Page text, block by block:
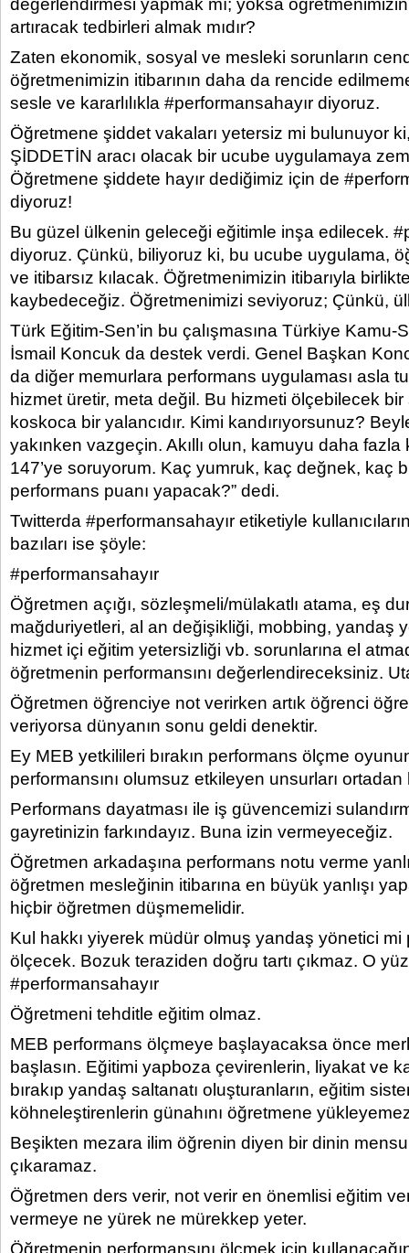
değerlendirmesi yapmak mı; yoksa öğretmenimizin
artıracak tedbirleri almak mıdır?
Zaten ekonomik, sosyal ve mesleki sorunların
öğretmenimizin itibarının daha da rencide
sesle ve kararlılıkla #performansahayır diyoruz.
Öğretmene şiddet vakaları yetersiz mi bulunuyor
ŞİDDETİN aracı olacak bir ucube uygulamaya
Öğretmene şiddete hayır dediğimiz için de
diyoruz!
Bu güzel ülkenin geleceği eğitimle inşa edilecek.
diyoruz. Çünkü, biliyoruz ki, bu ucube uygulama,
ve itibarsız kılacak. Öğretmenimizin itibarıyla
kaybedeceğiz. Öğretmenimizi seviyoruz; Çünkü,
Türk Eğitim-Sen’in bu çalışmasına Türkiye Kamu-
İsmail Koncuk da destek verdi. Genel Başkan
da diğer memurlara performans uygulaması asla
hizmet üretir, meta değil. Bu hizmeti ölçebilecek bir
koskoca bir yalancıdır. Kimi kandırıyorsunuz?
yakınken vazgeçin. Akıllı olun, kamuyu daha fazla
147’ye soruyorum. Kaç yumruk, kaç değnek, kaç
performans puanı yapacak?” dedi.
Twitterda #performansahayır etiketiyle
bazıları ise şöyle:
#performansahayır
Öğretmen açığı, sözleşmeli/mülakatlı atama, eş
mağduriyetleri, al an değişikliği, mobbing, yandaş
hizmet içi eğitim yetersizliği vb. sorunlarına el
öğretmenin performansını değerlendireceksiniz.
Öğretmen öğrenciye not verirken artık öğrenci
veriyorsa dünyanın sonu geldi denektir.
Ey MEB yetkilileri bırakın performans ölçme
performansını olumsuz etkileyen unsurları ortadan
Performans dayatması ile iş güvencemizi
gayretinizin farkındayız. Buna izin vermeyeceğiz.
Öğretmen arkadaşına performans notu verme
öğretmen mesleğinin itibarına en büyük yanlışı
hiçbir öğretmen düşmemelidir.
Kul hakkı yiyerek müdür olmuş yandaş yönetici mi
ölçecek. Bozuk teraziden doğru tartı çıkmaz. O
#performansahayır
Öğretmeni tehditle eğitim olmaz.
MEB performans ölçmeye başlayacaksa önce
başlasın. Eğitimi yapboza çevirenlerin, liyakat ve
bırakıp yandaş saltanatı oluşturanların, eğitim
köhneleştirenlerin günahını öğretmene
Beşikten mezara ilim öğrenin diyen bir dinin
çıkaramaz.
Öğretmen ders verir, not verir en önemlisi eğitim
vermeye ne yürek ne mürekkep yeter.
Öğretmenin performansını ölçmek için